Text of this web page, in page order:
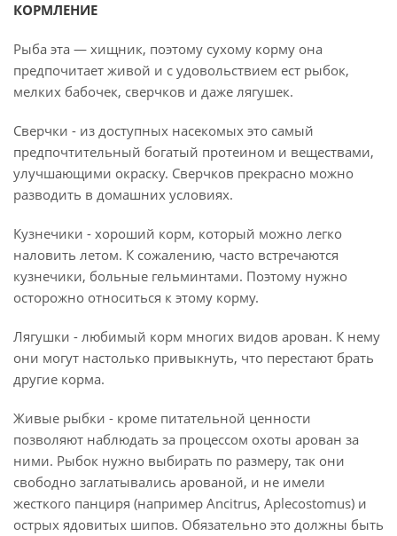
КОРМЛЕНИЕ
Рыба эта — хищник, поэтому сухому корму она
предпочитает живой и с удовольствием ест рыбок,
мелких бабочек, сверчков и даже лягушек.
Сверчки - из доступных насекомых это самый
предпочтительный богатый протеином и веществами,
улучшающими окраску. Сверчков прекрасно можно
разводить в домашних условиях.
Кузнечики - хороший корм, который можно легко
наловить летом. К сожалению, часто встречаются
кузнечики, больные гельминтами. Поэтому нужно
осторожно относиться к этому корму.
Лягушки - любимый корм многих видов арован. К нему
они могут настолько привыкнуть, что перестают брать
другие корма.
Живые рыбки - кроме питательной ценности
позволяют наблюдать за процессом охоты арован за
ними. Рыбок нужно выбирать по размеру, так они
свободно заглатывались арованой, и не имели
жесткого панциря (например Ancitrus, Aplecostomus) и
острых ядовитых шипов. Обязательно это должны быть